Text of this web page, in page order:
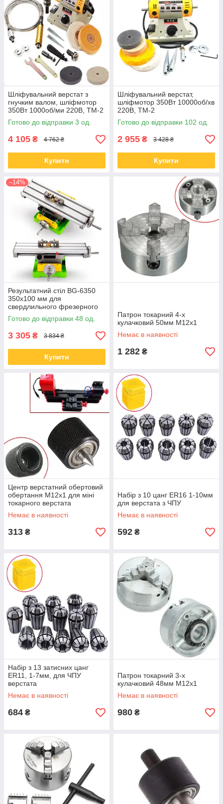
Шліфувальний верстат з
гнучким валом, шліфмотор
350Вт 1000об/ми 220В, ТМ-2
Готово до відправки 3 од.
4 105 ₴ 4 762 ₴
Купити
Шліфувальний верстат,
шліфмотор 350Вт 10000об/хв
220В, ТМ-2
Готово до відправки 102 од.
2 955 ₴ 3 428 ₴
Купити
–14%
Результатний стіл BG-6350
350x100 мм для
свердлильного фрезерного
верстата
Готово до відправки 48 од.
3 305 ₴ 3 834 ₴
Купити
Патрон токарний 4-х
кулачковий 50мм М12х1
Немає в наявності
1 282 ₴
Центр верстатний обертовий
обертання М12х1 для міні
токарного верстата
Немає в наявності
313 ₴
Набір з 10 цанг ER16 1-10мм
для верстата з ЧПУ
Немає в наявності
592 ₴
Набір з 13 затисних цанг
ER11, 1-7мм, для ЧПУ
верстата
Немає в наявності
684 ₴
Патрон токарний 3-х
кулачковий 48мм М12х1
Немає в наявності
980 ₴